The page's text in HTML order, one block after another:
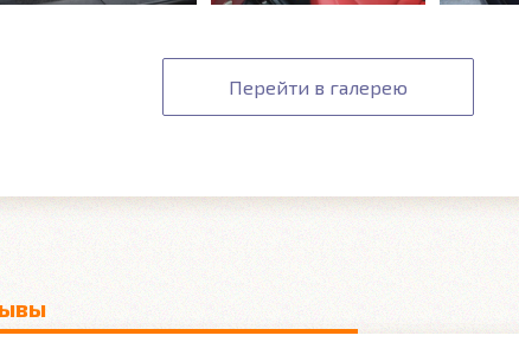
Перейти в галерею